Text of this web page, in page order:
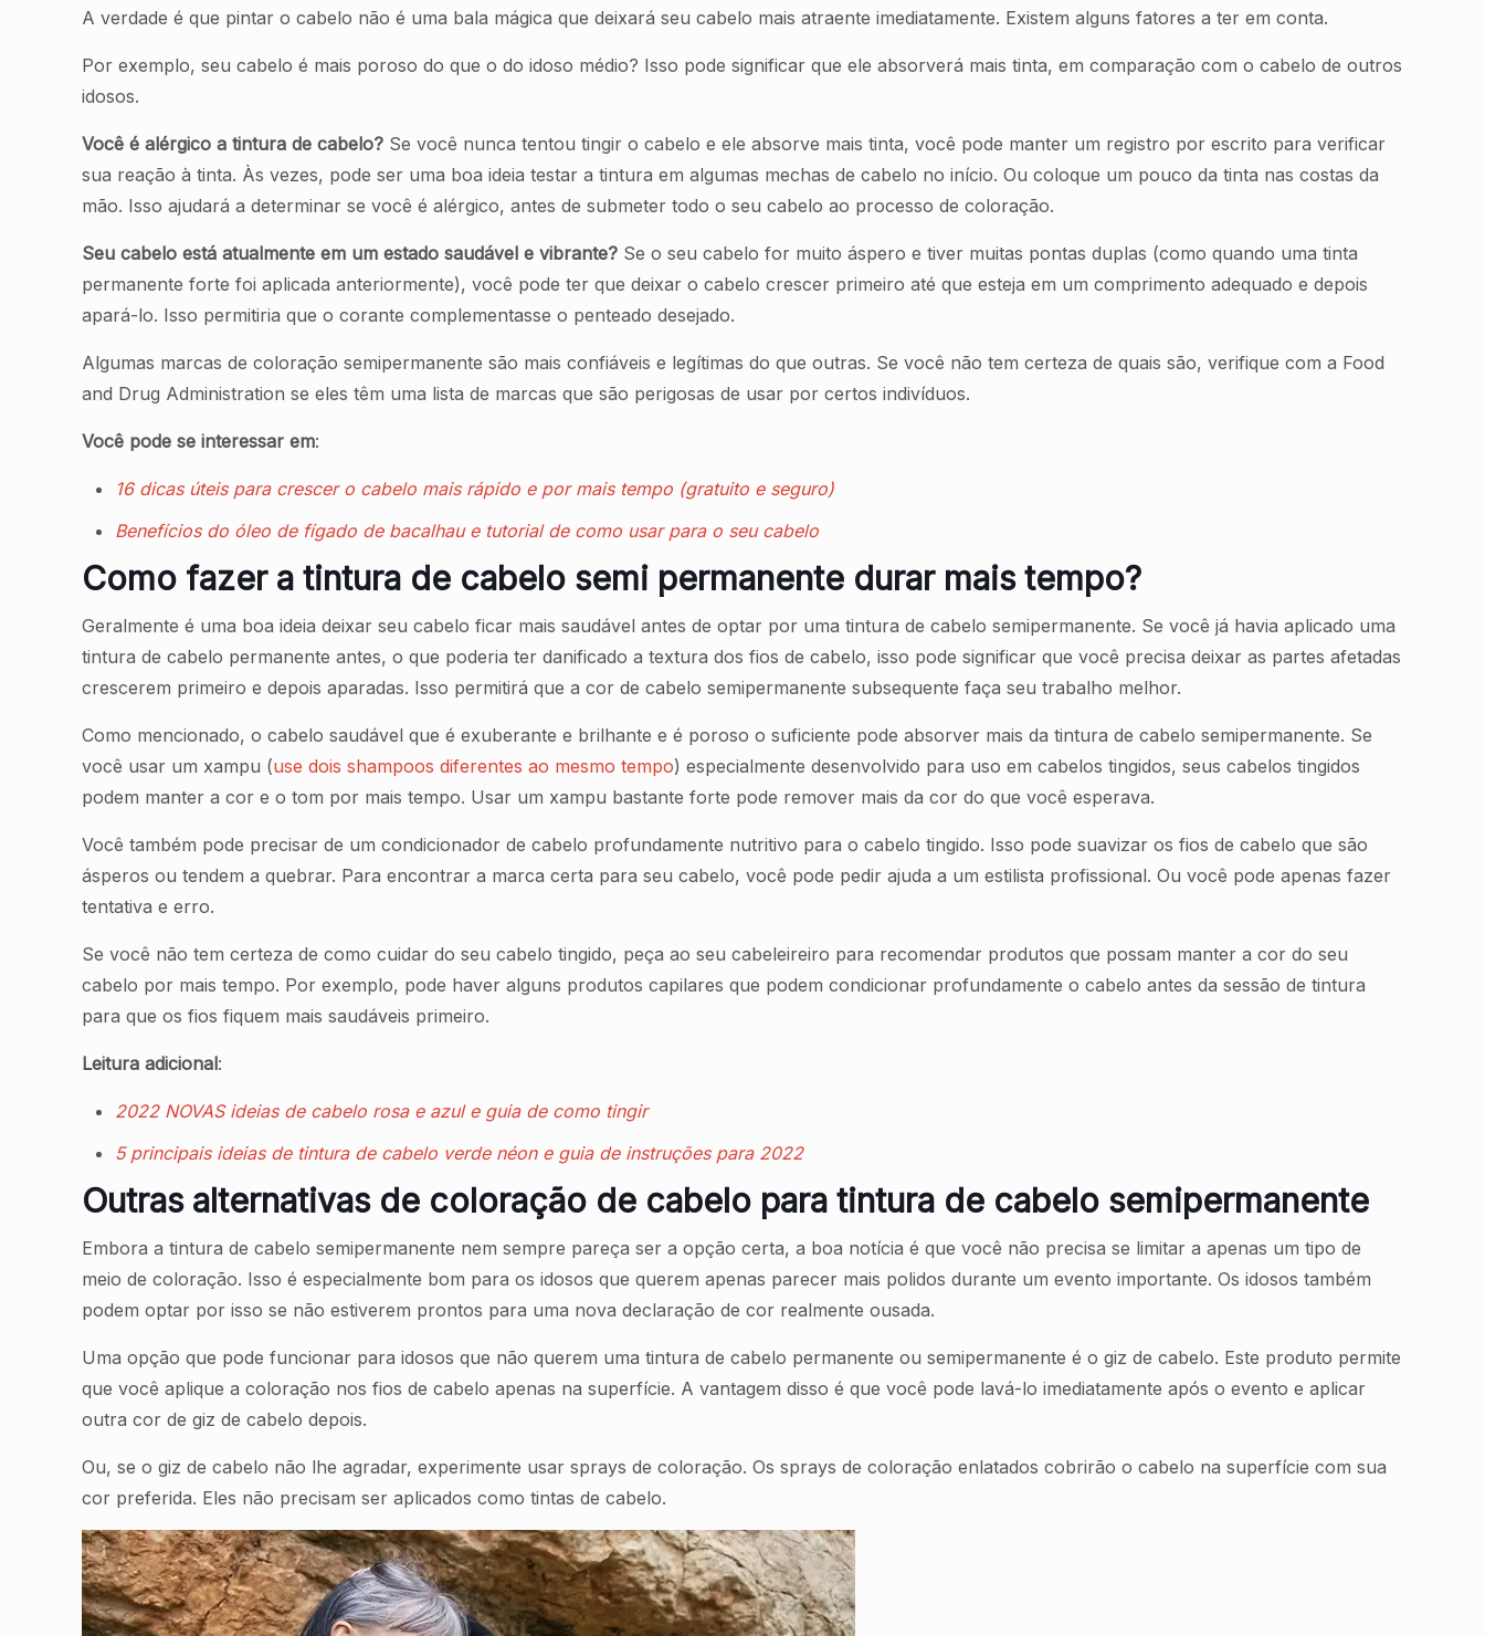
A verdade é que pintar o cabelo não é uma bala mágica que deixará seu cabelo mais atraente imediatamente. Existem alguns fatores a ter em conta.
Por exemplo, seu cabelo é mais poroso do que o do idoso médio? Isso pode significar que ele absorverá mais tinta, em comparação com o cabelo de outros
idosos.
Você é alérgico a tintura de cabelo? Se você nunca tentou tingir o cabelo e ele absorve mais tinta, você pode manter um registro por escrito para verificar
sua reação à tinta. Às vezes, pode ser uma boa ideia testar a tintura em algumas mechas de cabelo no início. Ou coloque um pouco da tinta nas costas da
mão. Isso ajudará a determinar se você é alérgico, antes de submeter todo o seu cabelo ao processo de coloração.
Seu cabelo está atualmente em um estado saudável e vibrante? Se o seu cabelo for muito áspero e tiver muitas pontas duplas (como quando uma tinta
permanente forte foi aplicada anteriormente), você pode ter que deixar o cabelo crescer primeiro até que esteja em um comprimento adequado e depois
apará-lo. Isso permitiria que o corante complementasse o penteado desejado.
Algumas marcas de coloração semipermanente são mais confiáveis e legítimas do que outras. Se você não tem certeza de quais são, verifique com a Food
and Drug Administration se eles têm uma lista de marcas que são perigosas de usar por certos indivíduos.
Você pode se interessar em:
16 dicas úteis para crescer o cabelo mais rápido e por mais tempo (gratuito e seguro)
Benefícios do óleo de fígado de bacalhau e tutorial de como usar para o seu cabelo
Como fazer a tintura de cabelo semi permanente durar mais tempo?
Geralmente é uma boa ideia deixar seu cabelo ficar mais saudável antes de optar por uma tintura de cabelo semipermanente. Se você já havia aplicado uma
tintura de cabelo permanente antes, o que poderia ter danificado a textura dos fios de cabelo, isso pode significar que você precisa deixar as partes afetadas
crescerem primeiro e depois aparadas. Isso permitirá que a cor de cabelo semipermanente subsequente faça seu trabalho melhor.
Como mencionado, o cabelo saudável que é exuberante e brilhante e é poroso o suficiente pode absorver mais da tintura de cabelo semipermanente. Se
você usar um xampu (use dois shampoos diferentes ao mesmo tempo) especialmente desenvolvido para uso em cabelos tingidos, seus cabelos tingidos
podem manter a cor e o tom por mais tempo. Usar um xampu bastante forte pode remover mais da cor do que você esperava.
Você também pode precisar de um condicionador de cabelo profundamente nutritivo para o cabelo tingido. Isso pode suavizar os fios de cabelo que são
ásperos ou tendem a quebrar. Para encontrar a marca certa para seu cabelo, você pode pedir ajuda a um estilista profissional. Ou você pode apenas fazer
tentativa e erro.
Se você não tem certeza de como cuidar do seu cabelo tingido, peça ao seu cabeleireiro para recomendar produtos que possam manter a cor do seu
cabelo por mais tempo. Por exemplo, pode haver alguns produtos capilares que podem condicionar profundamente o cabelo antes da sessão de tintura
para que os fios fiquem mais saudáveis primeiro.
Leitura adicional:
2022 NOVAS ideias de cabelo rosa e azul e guia de como tingir
5 principais ideias de tintura de cabelo verde néon e guia de instruções para 2022
Outras alternativas de coloração de cabelo para tintura de cabelo semipermanente
Embora a tintura de cabelo semipermanente nem sempre pareça ser a opção certa, a boa notícia é que você não precisa se limitar a apenas um tipo de
meio de coloração. Isso é especialmente bom para os idosos que querem apenas parecer mais polidos durante um evento importante. Os idosos também
podem optar por isso se não estiverem prontos para uma nova declaração de cor realmente ousada.
Uma opção que pode funcionar para idosos que não querem uma tintura de cabelo permanente ou semipermanente é o giz de cabelo. Este produto permite
que você aplique a coloração nos fios de cabelo apenas na superfície. A vantagem disso é que você pode lavá-lo imediatamente após o evento e aplicar
outra cor de giz de cabelo depois.
Ou, se o giz de cabelo não lhe agradar, experimente usar sprays de coloração. Os sprays de coloração enlatados cobrirão o cabelo na superfície com sua
cor preferida. Eles não precisam ser aplicados como tintas de cabelo.